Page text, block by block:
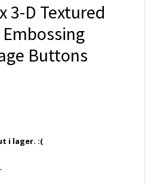
3-D Textured
Buttons
i lager. :(